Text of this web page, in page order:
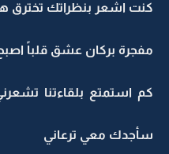
كنت اشعر بنظراتك تخترق
مفجرة بركان عشق قلباً
كم استمتع بلقاءتنا
سأجدك معي ترعاني